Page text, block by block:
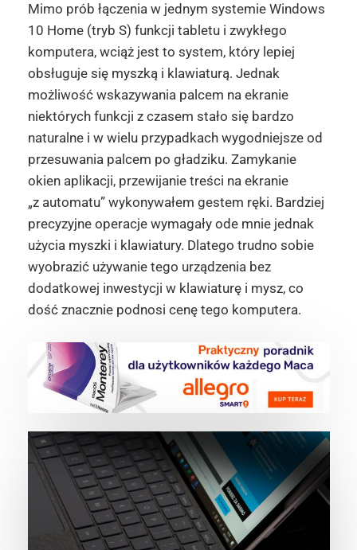
Mimo prób łączenia w jednym systemie Windows
10 Home (tryb S) funkcji tabletu i zwykłego
komputera, wciąż jest to system, który lepiej
obsługuje się myszką i klawiaturą. Jednak
możliwość wskazywania palcem na ekranie
niektórych funkcji z czasem stało się bardzo
naturalne i w wielu przypadkach wygodniejsze od
przesuwania palcem po gładziku. Zamykanie
okien aplikacji, przewijanie treści na ekranie
„z automatu” wykonywałem gestem ręki. Bardziej
precyzyjne operacje wymagały ode mnie jednak
użycia myszki i klawiatury. Dlatego trudno sobie
wyobrazić używanie tego urządzenia bez
dodatkowej inwestycji w klawiaturę i mysz, co
dość znacznie podnosi cenę tego komputera.